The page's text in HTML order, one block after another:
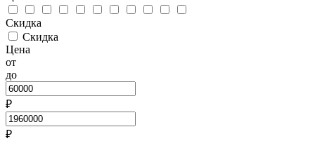
Скидка
Скидка
Цена
от
до
₽
₽